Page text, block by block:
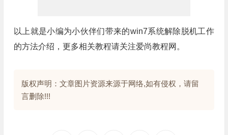
以上就是小编为小伙伴们带来的win7系统解除脱机工作
的方法介绍，更多相关教程请关注爱尚教程网。
版权声明：文章图片资源来源于网络,如有侵权，请留
言删除!!!